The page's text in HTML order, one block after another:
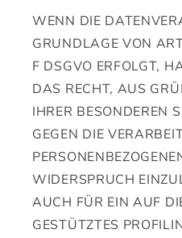
WENN DIE
GRUNDLAGE VON
F DSGVO ERFOLGT,
DAS RECHT, AUS
IHRER BESONDEREN
GEGEN DIE
WIDERSPRUCH
AUCH FÜR EIN AUF
GESTÜTZTES